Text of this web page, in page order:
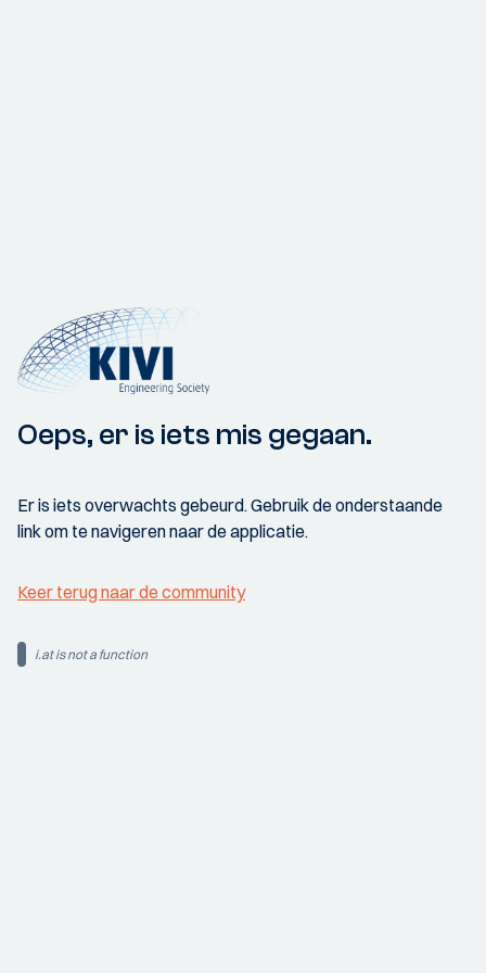
Oeps, er is iets mis gegaan.
Er is iets overwachts gebeurd. Gebruik de onderstaande
link om te navigeren naar de applicatie.
Keer terug naar de community
i.at is not a function